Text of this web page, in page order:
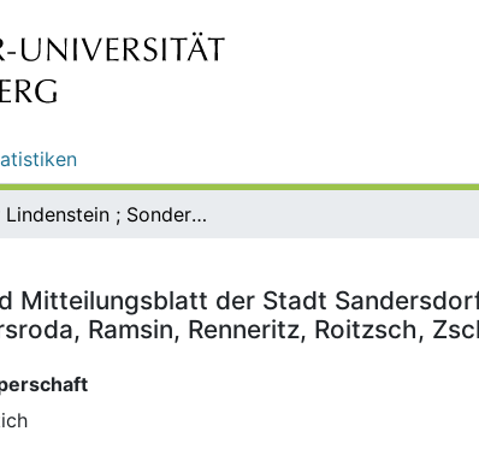
Der Lindenstein ; Sonderausg. : Amts- und Mitteilungsblatt der Stadt Sandersdorf-Brehna mit den Ortschaften Stadt Brehna, Glebitzsch, Heideloh, Petersroda, Ramsin, Renneritz, Roitzsch, Zscherndorf
Mitteilungsblatt der Stadt
Ramsin, Renneritz, Roitzsch,